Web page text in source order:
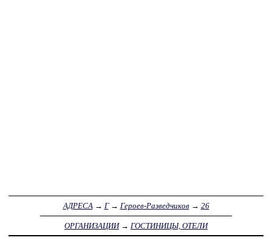
АДРЕСА→ Г→ Героев-Разведчиков→ 26
ОРГАНИЗАЦИИ→ ГОСТИНИЦЫ, ОТЕЛИ